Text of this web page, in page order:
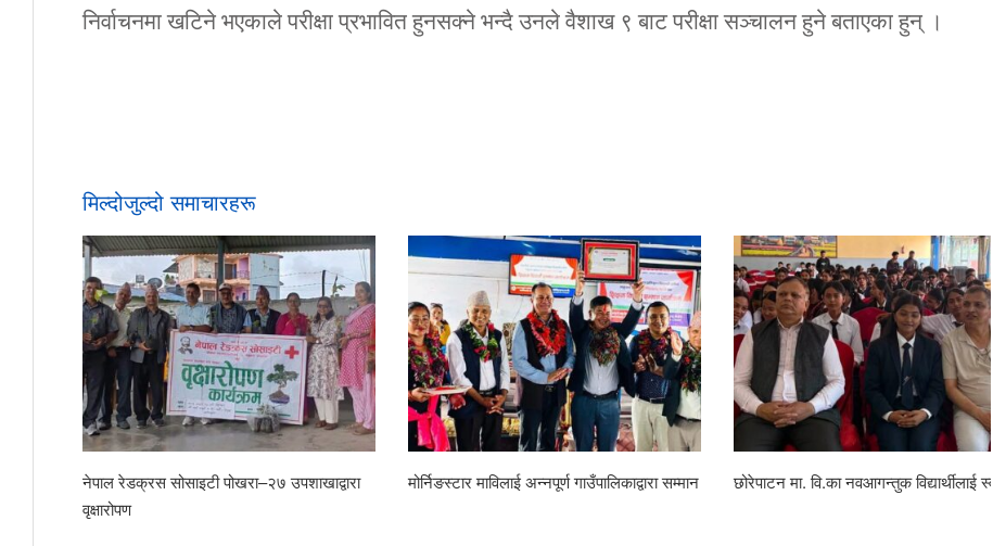
निर्वाचनमा खटिने भएकाले परीक्षा प्रभावित हुनसक्ने भन्दै उनले वैशाख ९ बाट परीक्षा सञ्चालन हुने बताएका हुन् ।
मिल्दोजुल्दो समाचारहरू
सम्मान छोरेपाटन मा. वि.का नवआगन्तुक विद्यार्थीलाई स्वागत
शिशु कल्याण, डेभिज फल्स क्लब र प्रहरी चौकीको
रहेनन् केशवशरण